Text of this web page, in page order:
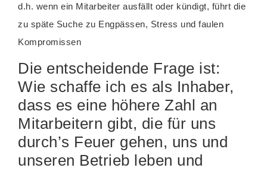
d.h. wenn ein Mitarbeiter ausfällt oder kündigt, führt die
zu späte Suche zu Engpässen, Stress und faulen
Kompromissen
Die entscheidende Frage ist:
Wie schaffe ich es als Inhaber,
dass es eine höhere Zahl an
Mitarbeitern gibt, die für uns
durch’s Feuer gehen, uns und
unseren Betrieb leben und